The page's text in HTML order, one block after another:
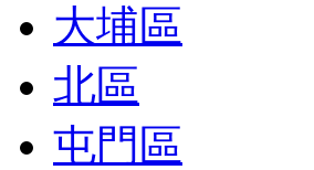
大埔區
北區
屯門區